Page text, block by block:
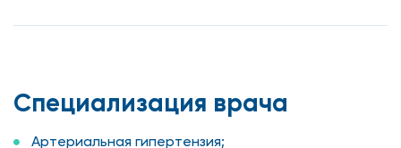
Специализация врача
Артериальная гипертензия;